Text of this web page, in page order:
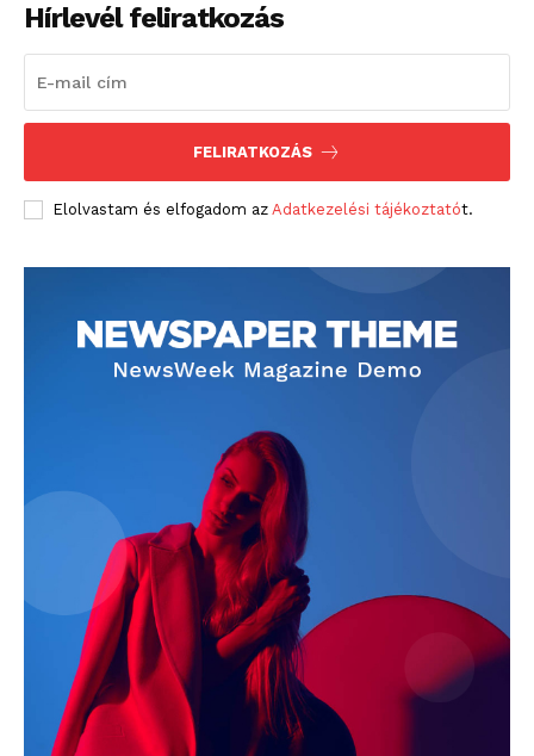
Hírlevél feliratkozás
FELIRATKOZÁS
Elolvastam és elfogadom az Adatkezelési tájékoztatót.